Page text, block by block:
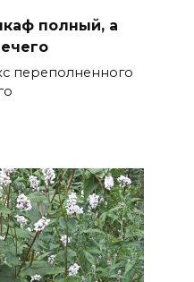
полный, а
переполненного